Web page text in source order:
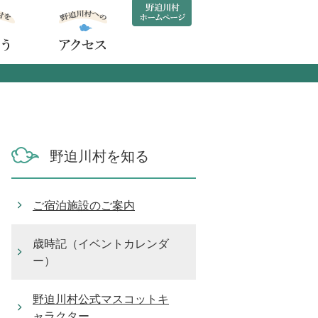
野迫川村を知る
ご宿泊施設のご案内
歳時記（イベントカレンダ
ー）
野迫川村公式マスコットキ